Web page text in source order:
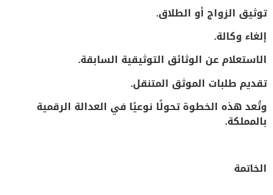
توثيق الزواج أو الطلاق.
إلغاء وكالة.
الاستعلام عن الوثائق التوثيقية السابقة.
تقديم طلبات الموثق المتنقل.
وتُعد هذه الخطوة تحولًا نوعيًا في العدالة الرقمية
بالمملكة.
الخاتمة